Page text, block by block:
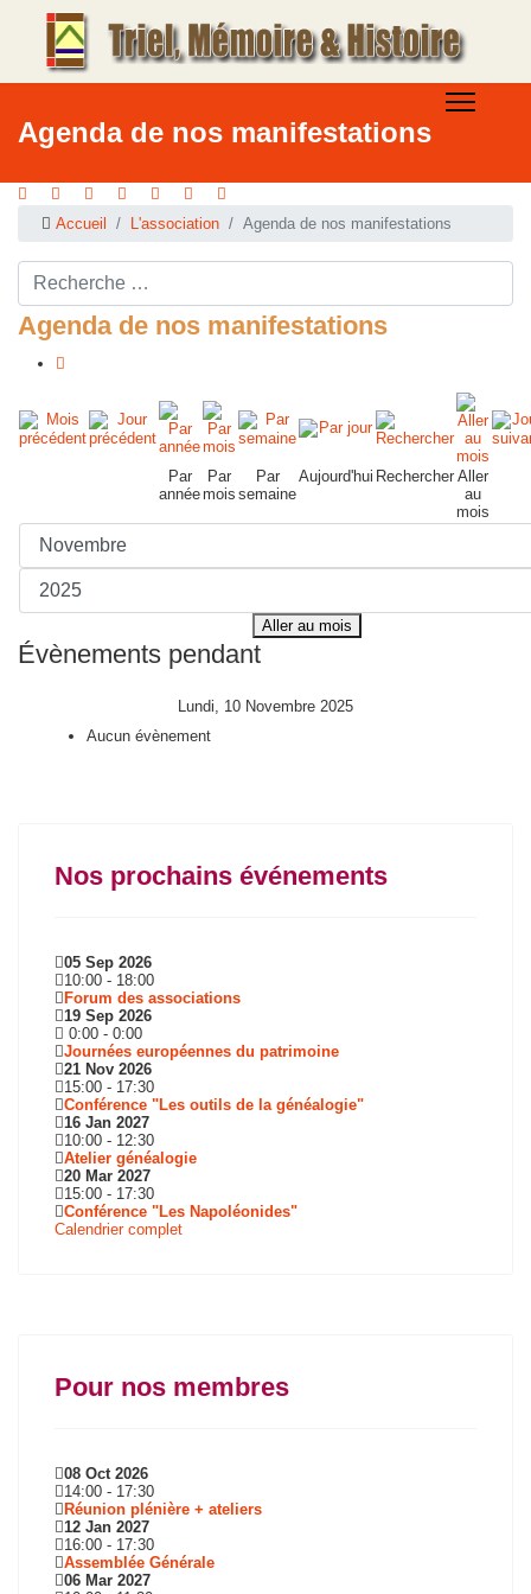
Agenda de nos manifestations
Accueil L'association Agenda de nos manifestations
Rechercher ...
Agenda de nos manifestations
Par
année
Par
mois
Par
semaine
Aujourd'hui Rechercher Aller
au
mois
Aller au mois
Évènements pendant
Lundi, 10 Novembre 2025
Aucun évènement
Nos prochains événements
05 Sep 2026
10:00 - 18:00
Forum des associations
19 Sep 2026
0:00 - 0:00
Journées européennes du patrimoine
21 Nov 2026
15:00 - 17:30
Conférence "Les outils de la généalogie"
16 Jan 2027
10:00 - 12:30
Atelier généalogie
20 Mar 2027
15:00 - 17:30
Conférence "Les Napoléonides"
Calendrier complet
Pour nos membres
08 Oct 2026
14:00 - 17:30
Réunion plénière + ateliers
12 Jan 2027
16:00 - 17:30
Assemblée Générale
06 Mar 2027